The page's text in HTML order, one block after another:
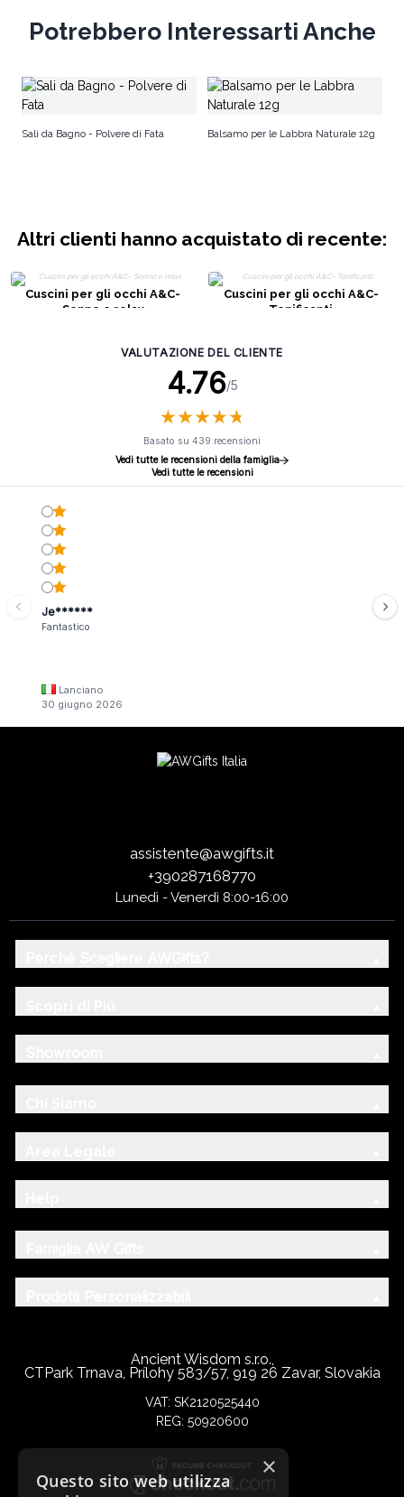
Potrebbero Interessarti Anche
Sali da Bagno - Polvere di Fata Balsamo per le Labbra Naturale 12g
Altri clienti hanno acquistato di recente:
Cuscini per gli occhi A&C-
Sonno e relax
Cuscini per gli occhi A&C-
Tonificanti
VALUTAZIONE DEL CLIENTE
4.76/5
★★★★★
★★★★★
Basato su 439 recensioni
Vedi tutte le recensioni della famiglia
Vedi tutte le recensioni
Je******
Fantastico
Lanciano
30 giugno 2026
assistente@awgifts.it
+390287168770
Lunedì - Venerdì 8:00-16:00
Ancient Wisdom s.r.o.,
CTPark Trnava, Prílohy 583/57, 919 26 Zavar, Slovakia
VAT: SK2120525440
REG: 50920600
×
Questo sito web utilizza